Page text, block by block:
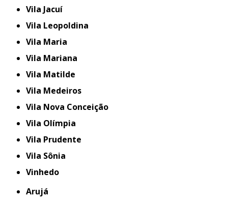
Vila Jacuí
Vila Leopoldina
Vila Maria
Vila Mariana
Vila Matilde
Vila Medeiros
Vila Nova Conceição
Vila Olímpia
Vila Prudente
Vila Sônia
Vinhedo
Arujá